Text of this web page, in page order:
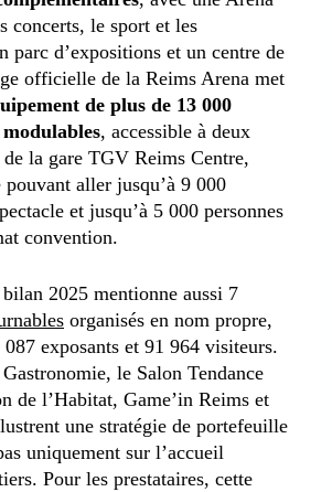
concerts, le sport et les
parc d’expositions et un centre de
officielle de la Reims Arena met
de plus de 13 000
, accessible à deux
la gare TGV Reims Centre,
pouvant aller jusqu’à 9 000
et jusqu’à 5 000 personnes
convention.
2025 mentionne aussi 7
organisés en nom propre,
exposants et 91 964 visiteurs.
le Salon Tendance
de l’Habitat, Game’in Reims et
une stratégie de portefeuille
uniquement sur l’accueil
Pour les prestataires, cette